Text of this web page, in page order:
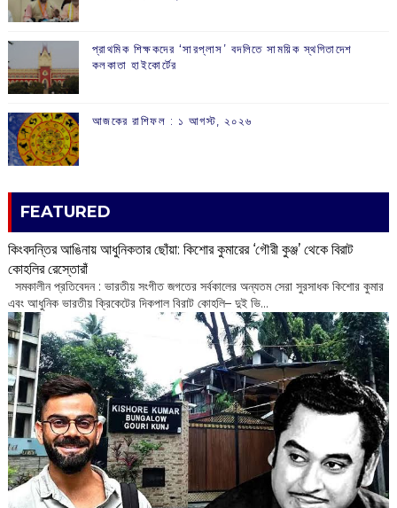
প্রাথমিক শিক্ষকদের ‘সারপ্লাস’ বদলিতে সাময়িক স্থগিতাদেশ
কলকাতা হাইকোর্টের
আজকের রাশিফল :‌ ‌‌১ আগস্ট, ২০২৬
FEATURED
কিংবদন্তির আঙিনায় আধুনিকতার ছোঁয়া: কিশোর কুমারের ‘গৌরী কুঞ্জ’ থেকে বিরাট
কোহলির রেস্তোরাঁ
‌ সমকালীন প্রতিবেদন : ভারতীয় সংগীত জগতের সর্বকালের অন্যতম সেরা সুরসাধক কিশোর কুমার
এবং আধুনিক ভারতীয় ক্রিকেটের দিকপাল বিরাট কোহলি– ‌দুই ভি...